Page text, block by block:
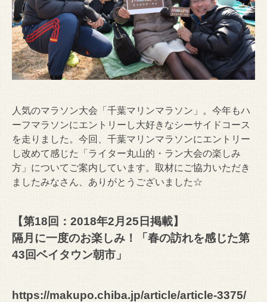
人気のマラソン大会「千葉マリンマラソン」。今年もハ
ーフマラソンにエントリーし大好きなシーサイドコース
を走りました。今回、千葉マリンマラソンにエントリー
し改めて感じた「ライター丸山的・ラン大会の楽しみ
方」についてご案内しています。取材にご協力いただき
ましたみなさん、ありがとうございました☆
【第18回：2018年2月25日掲載】
隔月に一度のお楽しみ！「春の訪れを感じた第
43回ベイタウン朝市」
https://makupo.chiba.jp/article/article-3375/